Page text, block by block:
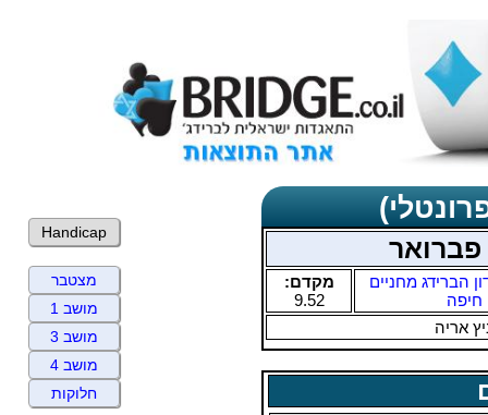
פברואר
הברידג מחניים
חיפה
מקדם:
9.52
אריה
Handicap
מצטבר
מושב 1
מושב 3
מושב 4
חלוקות